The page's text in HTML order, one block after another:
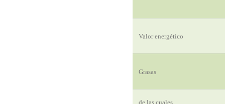
Valor energético
Grasas
de las cuales